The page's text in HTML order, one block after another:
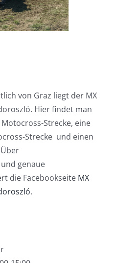
von Graz liegt der MX
Hier findet man
Strecke, eine
Strecke und einen
genaue
die Facebookseite MX
.